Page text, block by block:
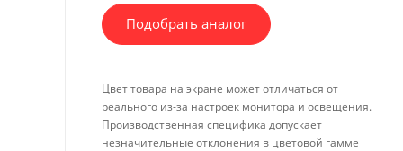
Подобрать аналог
Цвет товара на экране может отличаться от
реального из-за настроек монитора и освещения.
Производственная специфика допускает
незначительные отклонения в цветовой гамме